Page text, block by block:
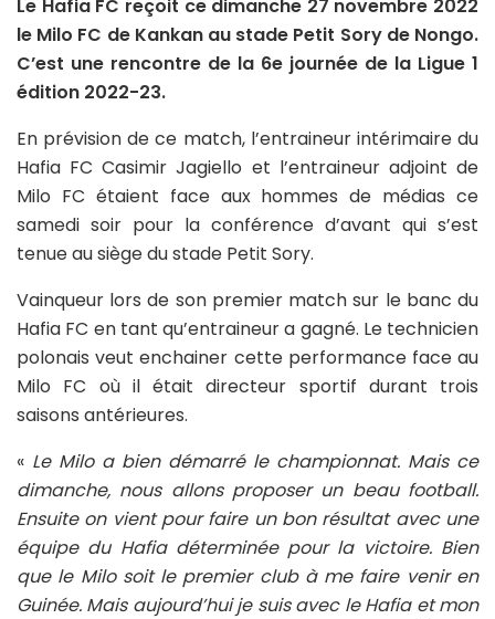
Le Hafia FC reçoit ce dimanche 27 novembre 2022
le Milo FC de Kankan au stade Petit Sory de Nongo.
C’est une rencontre de la 6e journée de la Ligue 1
édition 2022-23.
En prévision de ce match, l’entraineur intérimaire du
Hafia FC Casimir Jagiello et l’entraineur adjoint de
Milo FC étaient face aux hommes de médias ce
samedi soir pour la conférence d’avant qui s’est
tenue au siège du stade Petit Sory.
Vainqueur lors de son premier match sur le banc du
Hafia FC en tant qu’entraineur a gagné. Le technicien
polonais veut enchainer cette performance face au
Milo FC où il était directeur sportif durant trois
saisons antérieures.
« Le Milo a bien démarré le championnat. Mais ce
dimanche, nous allons proposer un beau football.
Ensuite on vient pour faire un bon résultat avec une
équipe du Hafia déterminée pour la victoire. Bien
que le Milo soit le premier club à me faire venir en
Guinée. Mais aujourd’hui je suis avec le Hafia et mon